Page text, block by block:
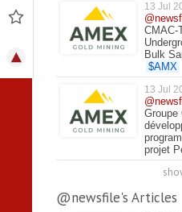
13 Jul
CMAC-
Bulk
$AMX
13 Jul
Groupe
projet
@newsfile's Articles